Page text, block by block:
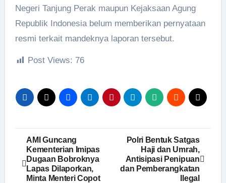
Negeri Tanjung Perak maupun Kejaksaan Agung
Republik Indonesia belum memberikan pernyataan
resmi terkait mandeknya laporan tersebut.
Post Views: 76
Navigasi
pos
AMI Guncang
Kementerian Imipas
Dugaan Bobroknya
Lapas Dilaporkan,
Minta Menteri Copot
Polri Bentuk Satgas
Haji dan Umrah,
Antisipasi Penipuan
dan Pemberangkatan
Ilegal